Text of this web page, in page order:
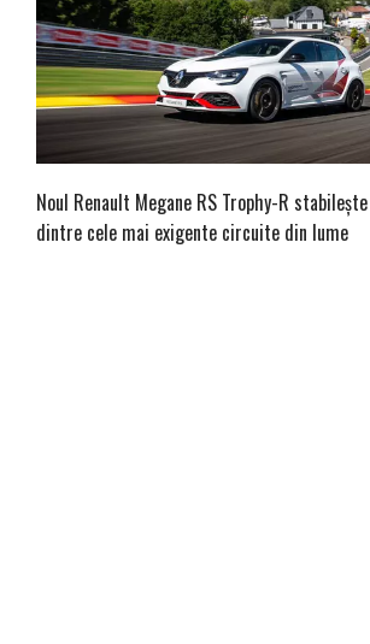
Noul Renault Megane RS Trophy-R
dintre cele mai exigente circuite din lume